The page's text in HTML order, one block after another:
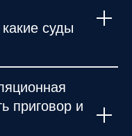
суды
приговор и